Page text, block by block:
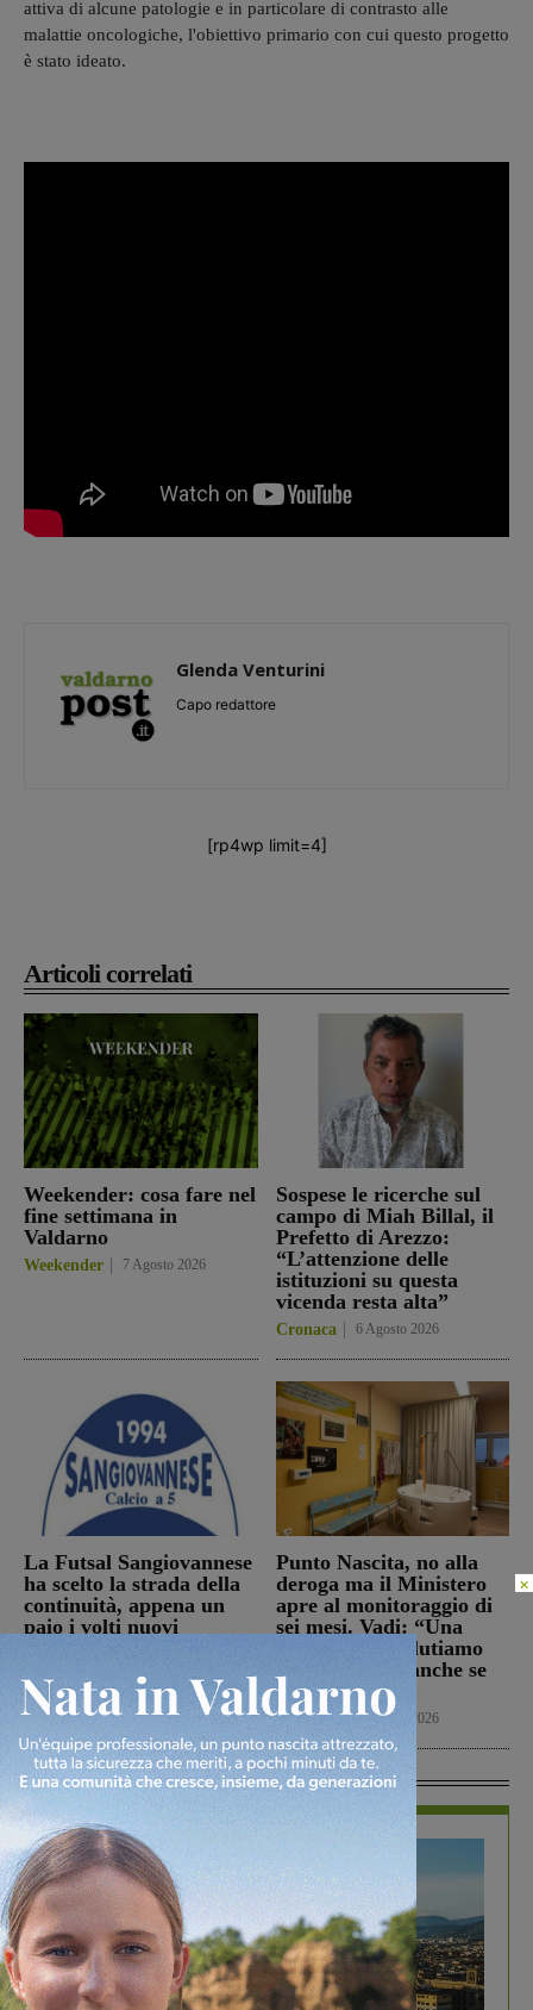
Articoli correlati
Weekender: cosa fare nel
fine settimana in
Valdarno
Weekender 7 Agosto 2026
Sospese le ricerche sul
campo di Miah Billal, il
Prefetto di Arezzo:
“L’attenzione delle
istituzioni su questa
vicenda resta alta”
Cronaca 6 Agosto 2026
La Futsal Sangiovannese
ha scelto la strada della
continuità, appena un
paio i volti nuovi
6 Agosto 2026
Punto Nascita, no alla
deroga ma il Ministero
apre al monitoraggio di
sei mesi. Vadi: “Una
risposta che valutiamo
positivamente anche se
con prudenza”
Cronaca 6 Agosto 2026
In Vetrina
attiva di alcune patologie e in particolare di contrasto alle
malattie oncologiche, l'obiettivo primario con cui questo progetto
è stato ideato.
Glenda Venturini
Capo redattore
[rp4wp limit=4]
×